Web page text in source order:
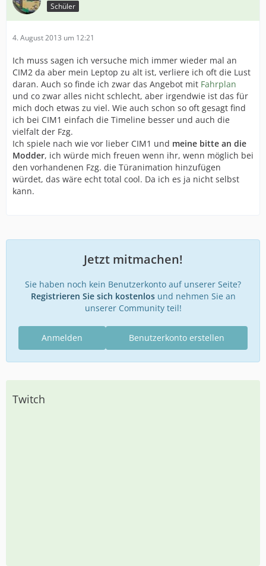
Schüler
4. August 2013 um 12:21
Ich muss sagen ich versuche mich immer wieder mal an
CIM2 da aber mein Leptop zu alt ist, verliere ich oft die Lust
daran. Auch so finde ich zwar das Angebot mit Fahrplan
und co zwar alles nicht schlecht, aber irgendwie ist das für
mich doch etwas zu viel. Wie auch schon so oft gesagt find
ich bei CIM1 einfach die Timeline besser und auch die
vielfalt der Fzg.
Ich spiele nach wie vor lieber CIM1 und meine bitte an die
Modder, ich würde mich freuen wenn ihr, wenn möglich bei
den vorhandenen Fzg. die Türanimation hinzufügen
würdet, das wäre echt total cool. Da ich es ja nicht selbst
kann.
Jetzt mitmachen!
Sie haben noch kein Benutzerkonto auf unserer Seite?
Registrieren Sie sich kostenlosund nehmen Sie an
unserer Community teil!
Benutzerkonto erstellen
Anmelden
Twitch